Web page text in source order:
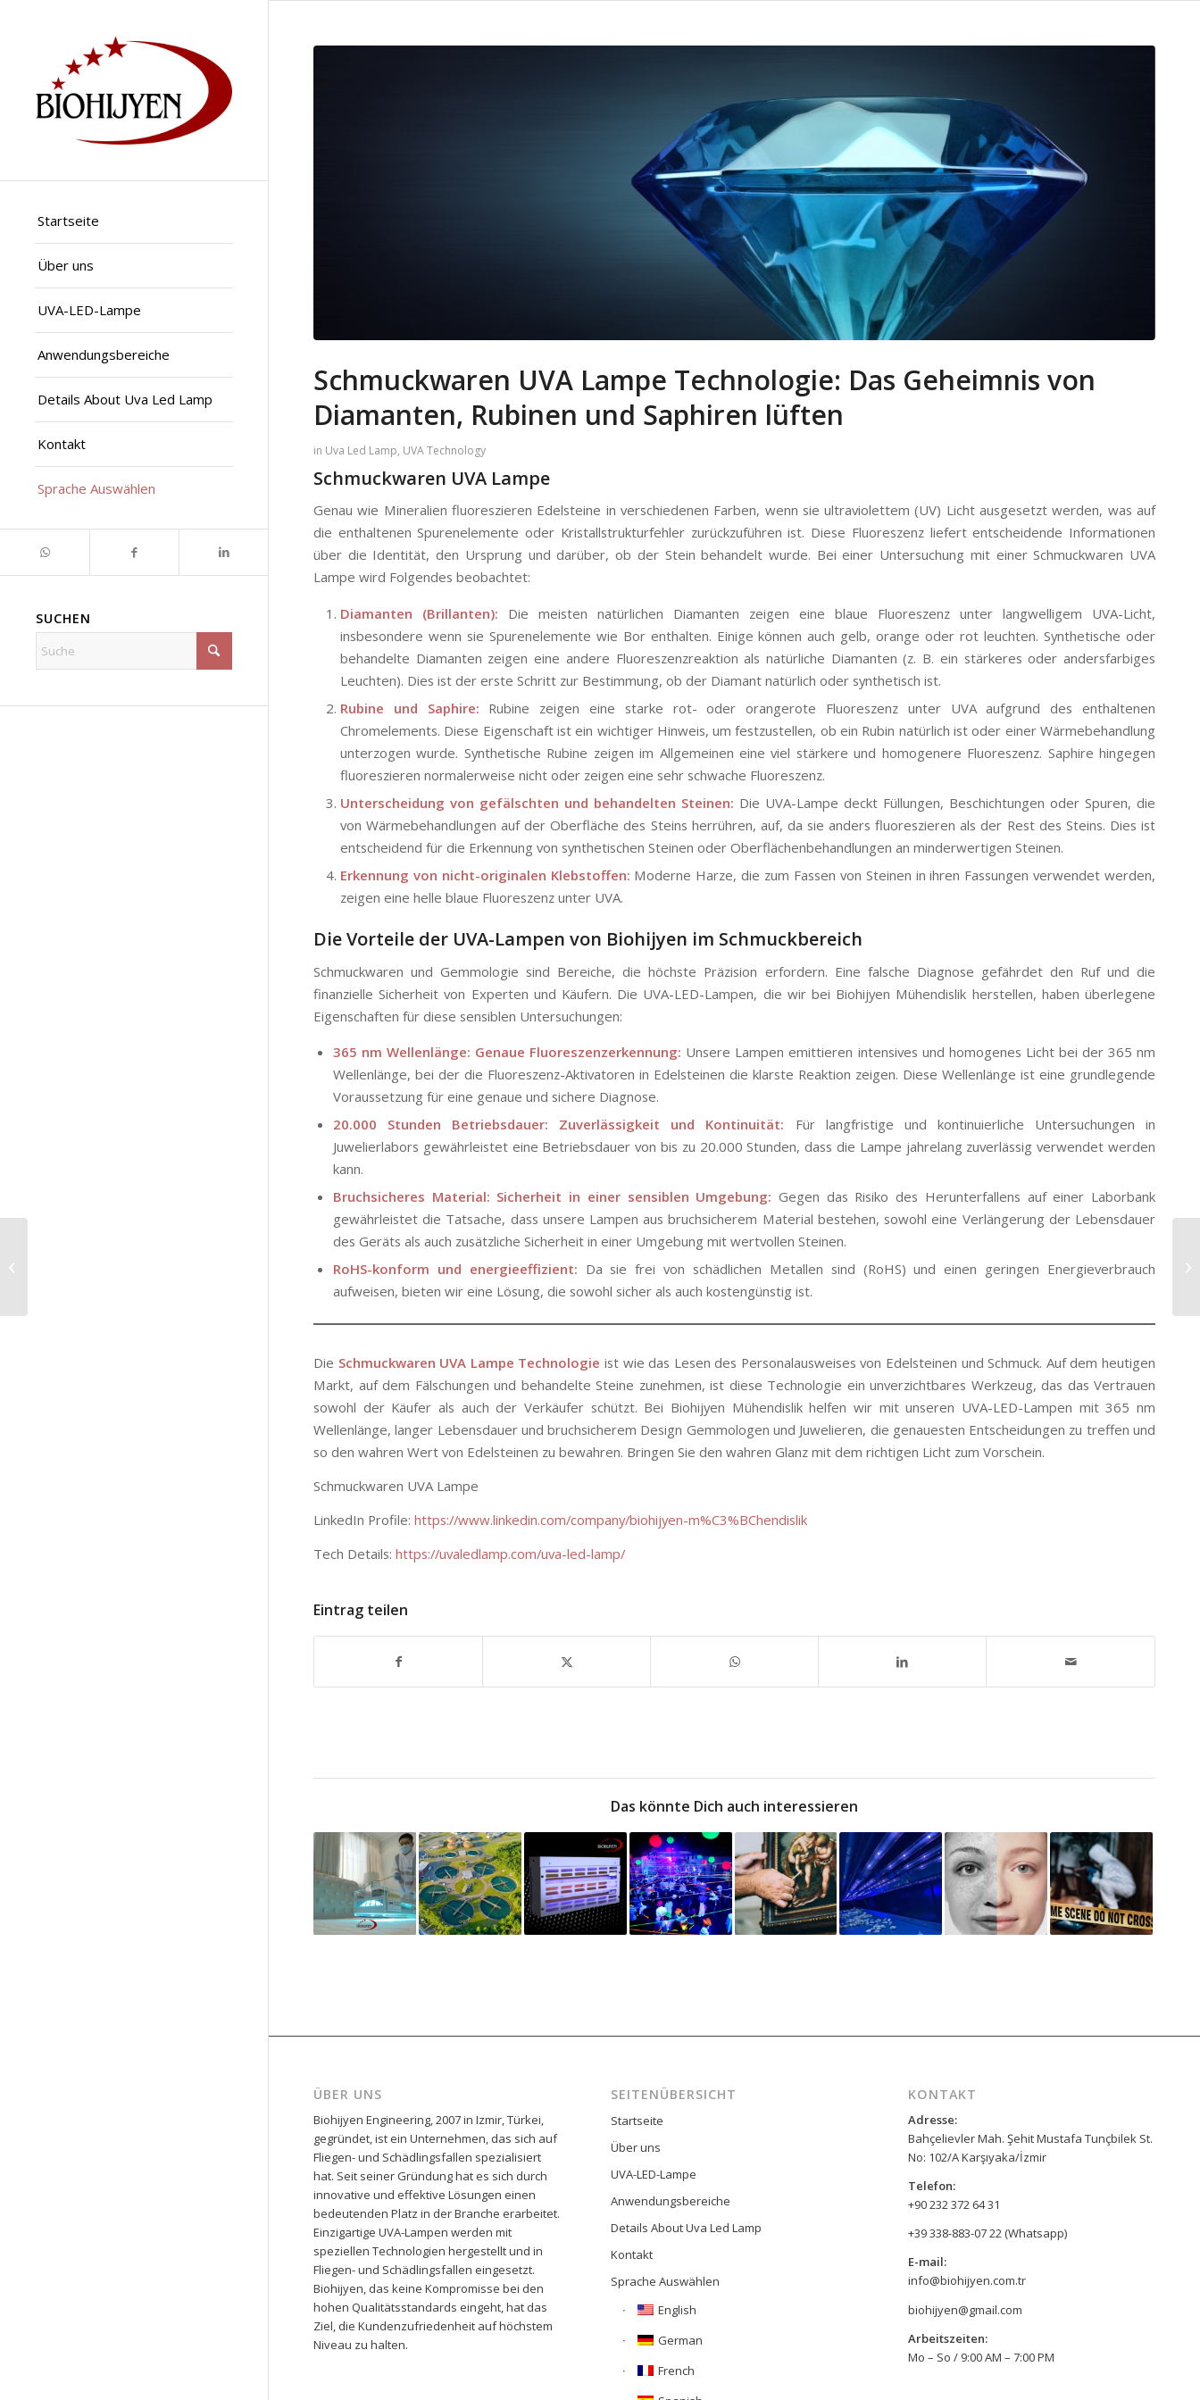
Startseite
Über uns
UVA-LED-Lampe
Anwendungsbereiche
Details About Uva Led Lamp
Kontakt
Sprache Auswählen
SUCHEN
Schmuckwaren UVA Lampe Technologie: Das Geheimnis von
Diamanten, Rubinen und Saphiren lüften
in Uva Led Lamp, UVA Technology
Schmuckwaren UVA Lampe
Genau wie Mineralien fluoreszieren Edelsteine in verschiedenen Farben, wenn sie ultraviolettem (UV) Licht ausgesetzt werden, was auf
die enthaltenen Spurenelemente oder Kristallstrukturfehler zurückzuführen ist. Diese Fluoreszenz liefert entscheidende Informationen
über die Identität, den Ursprung und darüber, ob der Stein behandelt wurde. Bei einer Untersuchung mit einer Schmuckwaren UVA
Lampe wird Folgendes beobachtet:
Diamanten (Brillanten): Die meisten natürlichen Diamanten zeigen eine blaue Fluoreszenz unter langwelligem UVA-Licht,
insbesondere wenn sie Spurenelemente wie Bor enthalten. Einige können auch gelb, orange oder rot leuchten. Synthetische oder
behandelte Diamanten zeigen eine andere Fluoreszenzreaktion als natürliche Diamanten (z. B. ein stärkeres oder andersfarbiges
Leuchten). Dies ist der erste Schritt zur Bestimmung, ob der Diamant natürlich oder synthetisch ist.
Rubine und Saphire: Rubine zeigen eine starke rot- oder orangerote Fluoreszenz unter UVA aufgrund des enthaltenen
Chromelements. Diese Eigenschaft ist ein wichtiger Hinweis, um festzustellen, ob ein Rubin natürlich ist oder einer Wärmebehandlung
unterzogen wurde. Synthetische Rubine zeigen im Allgemeinen eine viel stärkere und homogenere Fluoreszenz. Saphire hingegen
fluoreszieren normalerweise nicht oder zeigen eine sehr schwache Fluoreszenz.
Unterscheidung von gefälschten und behandelten Steinen: Die UVA-Lampe deckt Füllungen, Beschichtungen oder Spuren, die
von Wärmebehandlungen auf der Oberfläche des Steins herrühren, auf, da sie anders fluoreszieren als der Rest des Steins. Dies ist
entscheidend für die Erkennung von synthetischen Steinen oder Oberflächenbehandlungen an minderwertigen Steinen.
Erkennung von nicht-originalen Klebstoffen: Moderne Harze, die zum Fassen von Steinen in ihren Fassungen verwendet werden,
zeigen eine helle blaue Fluoreszenz unter UVA.
Die Vorteile der UVA-Lampen von Biohijyen im Schmuckbereich
Schmuckwaren und Gemmologie sind Bereiche, die höchste Präzision erfordern. Eine falsche Diagnose gefährdet den Ruf und die
finanzielle Sicherheit von Experten und Käufern. Die UVA-LED-Lampen, die wir bei Biohijyen Mühendislik herstellen, haben überlegene
Eigenschaften für diese sensiblen Untersuchungen:
365 nm Wellenlänge: Genaue Fluoreszenzerkennung: Unsere Lampen emittieren intensives und homogenes Licht bei der 365 nm
Wellenlänge, bei der die Fluoreszenz-Aktivatoren in Edelsteinen die klarste Reaktion zeigen. Diese Wellenlänge ist eine grundlegende
Voraussetzung für eine genaue und sichere Diagnose.
20.000 Stunden Betriebsdauer: Zuverlässigkeit und Kontinuität: Für langfristige und kontinuierliche Untersuchungen in
Juwelierlabors gewährleistet eine Betriebsdauer von bis zu 20.000 Stunden, dass die Lampe jahrelang zuverlässig verwendet werden
kann.
Bruchsicheres Material: Sicherheit in einer sensiblen Umgebung: Gegen das Risiko des Herunterfallens auf einer Laborbank
gewährleistet die Tatsache, dass unsere Lampen aus bruchsicherem Material bestehen, sowohl eine Verlängerung der Lebensdauer
des Geräts als auch zusätzliche Sicherheit in einer Umgebung mit wertvollen Steinen.
RoHS-konform und energieeffizient: Da sie frei von schädlichen Metallen sind (RoHS) und einen geringen Energieverbrauch
aufweisen, bieten wir eine Lösung, die sowohl sicher als auch kostengünstig ist.
Die Schmuckwaren UVA Lampe Technologie ist wie das Lesen des Personalausweises von Edelsteinen und Schmuck. Auf dem heutigen
Markt, auf dem Fälschungen und behandelte Steine zunehmen, ist diese Technologie ein unverzichtbares Werkzeug, das das Vertrauen
sowohl der Käufer als auch der Verkäufer schützt. Bei Biohijyen Mühendislik helfen wir mit unseren UVA-LED-Lampen mit 365 nm
Wellenlänge, langer Lebensdauer und bruchsicherem Design Gemmologen und Juwelieren, die genauesten Entscheidungen zu treffen und
so den wahren Wert von Edelsteinen zu bewahren. Bringen Sie den wahren Glanz mit dem richtigen Licht zum Vorschein.
Schmuckwaren UVA Lampe
LinkedIn Profile: https://www.linkedin.com/company/biohijyen-m%C3%BChendislik
Tech Details: https://uvaledlamp.com/uva-led-lamp/
Eintrag teilen
Das könnte Dich auch interessieren
ÜBER UNS
Biohijyen Engineering, 2007 in Izmir, Türkei,
gegründet, ist ein Unternehmen, das sich auf
Fliegen- und Schädlingsfallen spezialisiert
hat. Seit seiner Gründung hat es sich durch
innovative und effektive Lösungen einen
bedeutenden Platz in der Branche erarbeitet.
Einzigartige UVA-Lampen werden mit
speziellen Technologien hergestellt und in
Fliegen- und Schädlingsfallen eingesetzt.
Biohijyen, das keine Kompromisse bei den
hohen Qualitätsstandards eingeht, hat das
Ziel, die Kundenzufriedenheit auf höchstem
Niveau zu halten.
SEITENÜBERSICHT
Startseite
Über uns
UVA-LED-Lampe
Anwendungsbereiche
Details About Uva Led Lamp
Kontakt
Sprache Auswählen
English
German
French
KONTAKT
Adresse:
Bahçelievler Mah. Şehit Mustafa Tunçbilek St.
No: 102/A Karşıyaka/İzmir
Telefon:
+90 232 372 64 31
+39 338-883-07 22 (Whatsapp)
E-mail:
info@biohijyen.com.tr
biohijyen@gmail.com
Arbeitszeiten:
Mo – So / 9:00 AM – 7:00 PM